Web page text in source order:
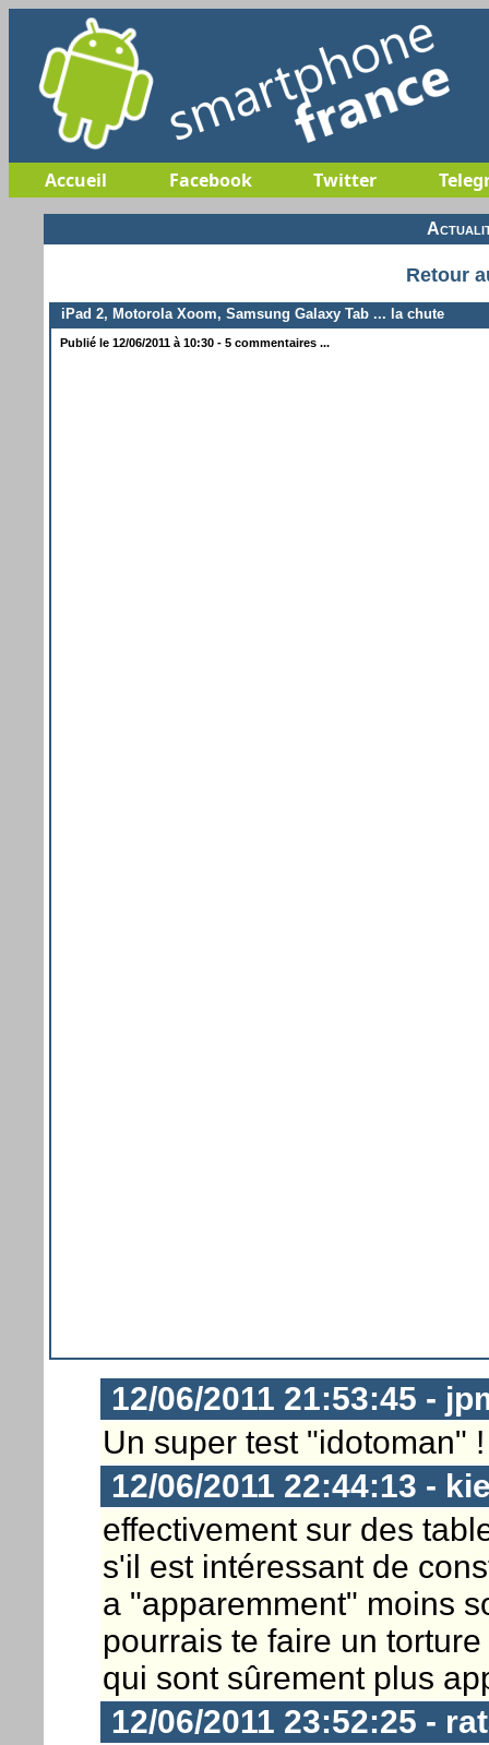
Accueil Facebook Twitter
Retour
iPad 2, Motorola Xoom, Samsung Galaxy Tab ... la chute
Publié le 12/06/2011 à 10:30 - 5 commentaires ...
12/06/2011 21:53:45 -
Un super test "idotoman"
12/06/2011 22:44:13 -
effectivement sur des
s'il est intéressant de
a "apparemment" moins
pourrais te faire un
qui sont sûrement plus
12/06/2011 23:52:25 -